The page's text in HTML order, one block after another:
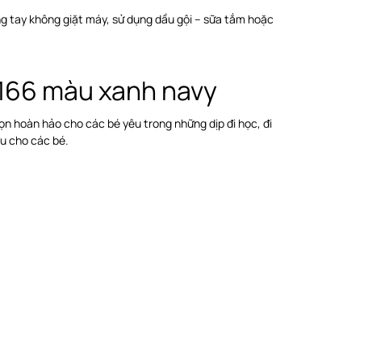
không giặt máy, sử dụng dầu gội – sữa tắm hoặc
màu xanh navy
hoàn hảo cho các bé yêu trong những dịp đi học, đi
cho các bé.